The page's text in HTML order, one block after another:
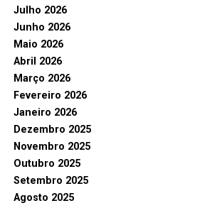
Julho 2026
Junho 2026
Maio 2026
Abril 2026
Março 2026
Fevereiro 2026
Janeiro 2026
Dezembro 2025
Novembro 2025
Outubro 2025
Setembro 2025
Agosto 2025